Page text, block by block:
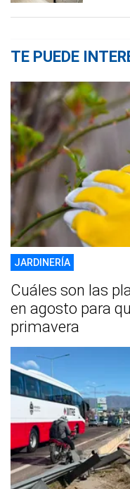
TE PUEDE
JARDINERÍA
Cuáles son las
en agosto para
primavera